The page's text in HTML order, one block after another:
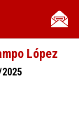
López